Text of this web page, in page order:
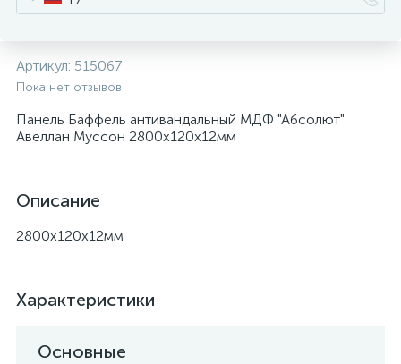
Артикул: 515067
Пока нет отзывов
Панель Баффель антивандальный МДФ "Абсолют"
Авеллан Муссон 2800х120х12мм
Описание
2800х120х12мм
Характеристики
Основные